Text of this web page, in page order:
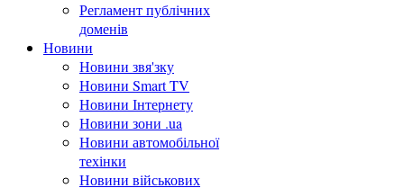
Регламент публічних
доменів
Новини
Новини звя'зку
Новини Smart TV
Новини Інтернету
Новини зони .ua
Новини автомобільної
техінки
Новини військових